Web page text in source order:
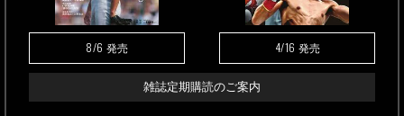
8/6 発売 4/16 発売
雑誌定期購読のご案内